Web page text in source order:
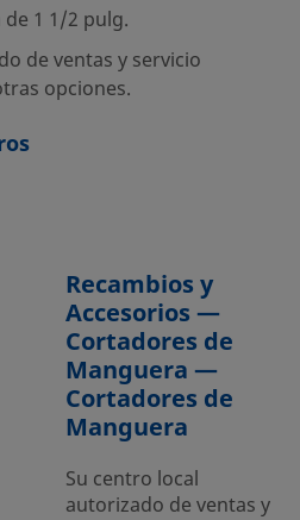
1 1/2 pulg.
de ventas y servicio
opciones.
Recambios y
Accesorios —
Cortadores de
Manguera —
Cortadores de
Manguera
Su centro local
autorizado de ventas y